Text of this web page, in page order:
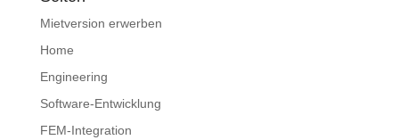
Mietversion erwerben
Home
Engineering
Software-Entwicklung
FEM-Integration